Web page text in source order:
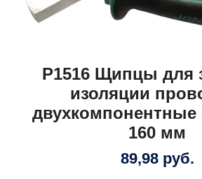
P1516 Щипцы для
изоляции
двухкомпонентные
160 мм
89,98 руб.